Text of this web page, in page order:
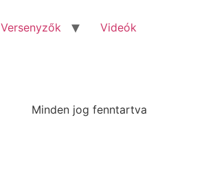
Versenyzők Videók
Minden jog fenntartva